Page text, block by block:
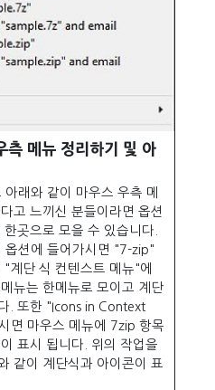
측 메뉴 정리하기 및 아
래와 같이 마우스 우측 메
고 느끼신 분들이라면 옵션
곳으로 모을 수 있습니다.
옵션에 들어가시면 "7-zip"
계단 식 컨텐스트 메뉴"에
뉴는 한메뉴로 모이고 계단
. 또한 "Icons in Context
면 마우스 메뉴에 7zip 항목
표시 됩니다. 위의 작업을
같이 계단식과 아이콘이 표